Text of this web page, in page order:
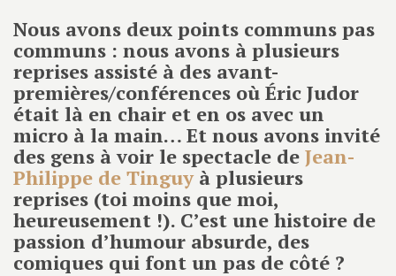
Nous avons deux points communs pas
communs : nous avons à plusieurs
reprises assisté à des avant-
premières/conférences où Éric Judor
était là en chair et en os avec un
micro à la main… Et nous avons invité
des gens à voir le spectacle de Jean-
Philippe de Tinguyà plusieurs
reprises (toi moins que moi,
heureusement !). C’est une histoire de
passion d’humour absurde, des
comiques qui font un pas de côté ?